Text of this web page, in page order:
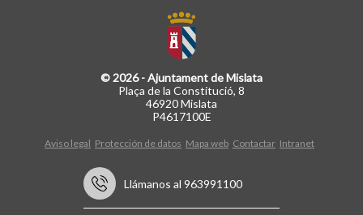
© 2026 - Ajuntament de Mislata
Plaça de la Constitució, 8
46920 Mislata
P4617100E
Aviso legal Protección de datos Mapa web Contactar Intranet
Llámanos al 963991100